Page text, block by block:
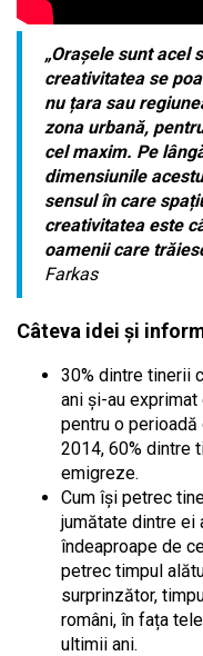
„Orașele sunt acel
creativitatea se
nu țara sau
zona urbană,
cel maxim. Pe
dimensiunile
sensul în care
creativitatea este
oamenii care
Farkas
Câteva idei și
30% dintre tinerii
ani și-au exprimat
pentru o perioadă
2014, 60% dintre
emigreze.
Cum își petrec
jumătate dintre ei
îndeaproape de
petrec timpul
surprinzător,
români, în fața
ultimii ani.